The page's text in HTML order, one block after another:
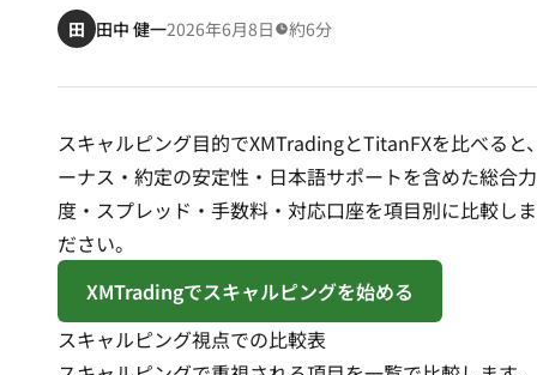
田 田中 健一2026年6月8日 約6分
スキャルピング目的でXMTradingとTitanFXを比べる
ーナス・約定の安定性・日本語サポートを含めた総合
度・スプレッド・手数料・対応口座を項目別に比較し
ださい。
XMTradingでスキャルピングを始める
スキャルピング視点での比較表